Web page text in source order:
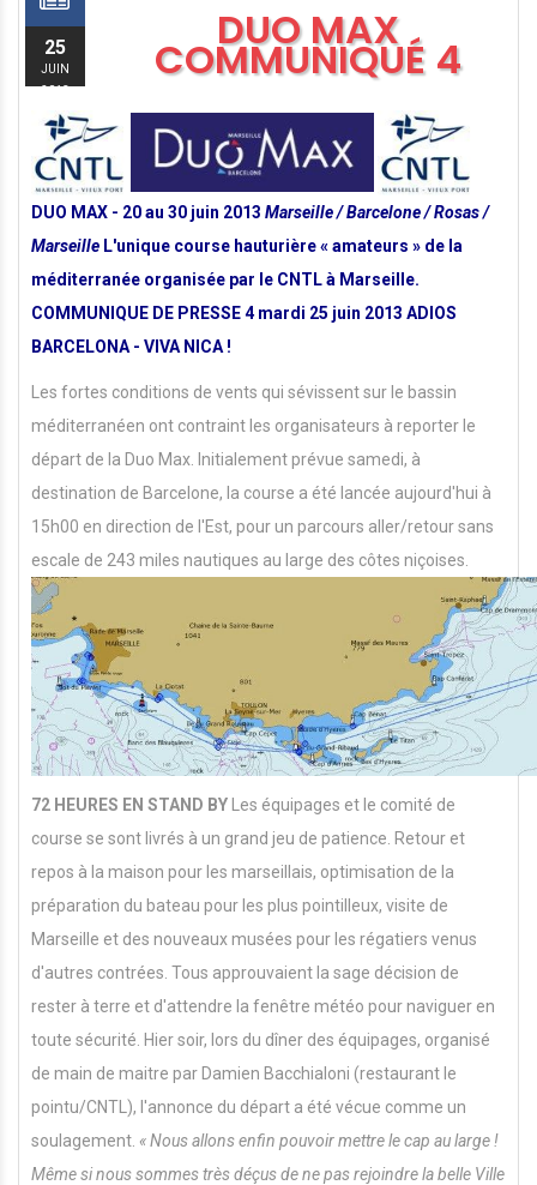
25
JUIN
2013
DUO MAX
COMMUNIQUÉ 4
DUO MAX - 20 au 30 juin 2013 Marseille / Barcelone / Rosas /
Marseille L'unique course hauturière « amateurs » de la
méditerranée organisée par le CNTL à Marseille.
COMM UN QU E DE PRESSE 4 mardi 25 juin 2013 ADIOS
BARCELONA - VIVA NICA !
Les fortes conditions de vents qui sévissent sur le bassin
méditerranéen ont contraint les organisateurs à reporter le
départ de la Duo Max. Initialement prévue samedi, à
destination de Barcelone, la course a été lancée aujourd'hui à
15h00 en direction de l'Est, pour un parcours aller/retour sans
escale de 243 miles nautiques au large des côtes niçoises.
72 HEURES EN STAND BY Les équipages et le comité de
course se sont livrés à un grand jeu de patience. Retour et
repos à la maison pour les marseillais, optimisation de la
préparation du bateau pour les plus pointilleux, visite de
Marseille et des nouveaux musées pour les régatiers venus
d'autres contrées. Tous approuvaient la sage décision de
rester à terre et d'attendre la fenêtre météo pour naviguer en
toute sécurité. Hier soir, lors du dîner des équipages, organisé
de main de maitre par Damien Bacchialoni (restaurant le
pointu/CNTL), l'annonce du départ a été vécue comme un
soulagement. « Nous allons enfin pouvoir mettre le cap au large !
Même si nous sommes très déçus de ne pas rejoindre la belle Ville